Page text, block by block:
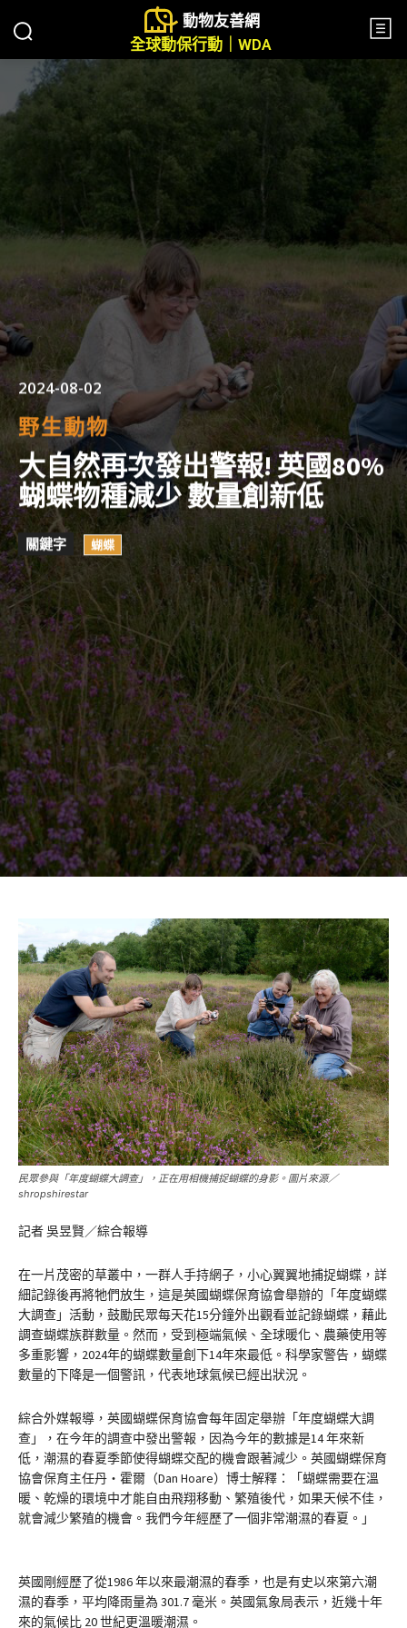
動物友善網
全球動保行動｜WDA
2024-08-02
野生動物
大自然再次發出警報! 英國80%
蝴蝶物種減少 數量創新低
關鍵字 蝴蝶
民眾參與「年度蝴蝶大調查」，正在用相機捕捉蝴蝶的身影。圖片來源／
shropshirestar
記者 吳昱賢／綜合報導
在一片茂密的草叢中，一群人手持網子，小心翼翼地捕捉蝴蝶，詳
細記錄後再將牠們放生，這是英國蝴蝶保育協會舉辦的「年度蝴蝶
大調查」活動，鼓勵民眾每天花15分鐘外出觀看並記錄蝴蝶，藉此
調查蝴蝶族群數量。然而，受到極端氣候、全球暖化、農藥使用等
多重影響，2024年的蝴蝶數量創下14年來最低。科學家警告，蝴蝶
數量的下降是一個警訊，代表地球氣候已經出狀況。
綜合外媒報導，英國蝴蝶保育協會每年固定舉辦「年度蝴蝶大調
查」，在今年的調查中發出警報，因為今年的數據是14 年來新
低，潮濕的春夏季節使得蝴蝶交配的機會跟著減少。英國蝴蝶保育
協會保育主任丹・霍爾（Dan Hoare）博士解釋：「蝴蝶需要在溫
暖、乾燥的環境中才能自由飛翔移動、繁殖後代，如果天候不佳，
就會減少繁殖的機會。我們今年經歷了一個非常潮濕的春夏。」
英國剛經歷了從1986 年以來最潮濕的春季，也是有史以來第六潮
濕的春季，平均降雨量為 301.7 毫米。英國氣象局表示，近幾十年
來的氣候比 20 世紀更溫暖潮濕。